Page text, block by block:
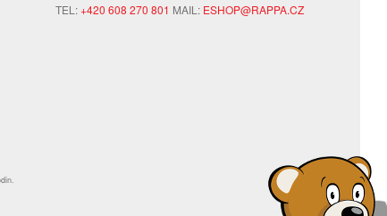
TEL:+420 608 270 801 MAIL: ESHOP@RAPPA.CZ